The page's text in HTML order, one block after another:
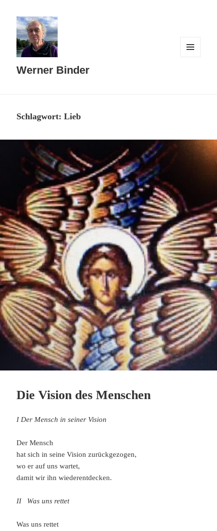
Werner Binder
Schlagwort:Lieb
Die Vision des Menschen
I Der Mensch in seiner Vision
Der Mensch
hat sich in seine Vision zurückgezogen,
wo er auf uns wartet,
damit wir ihn wiederentdecken.
II Was uns rettet
Was uns rettet